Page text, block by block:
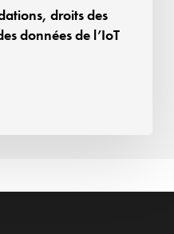
droits des
données de l’IoT